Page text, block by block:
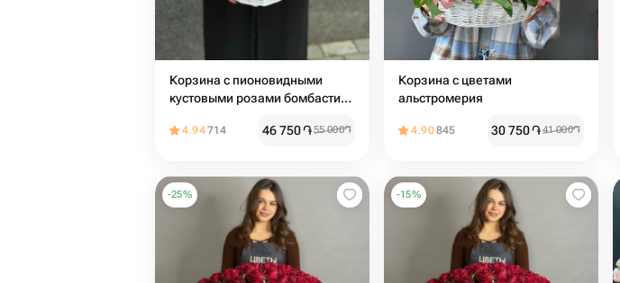
Корзина с пионовидными
кустовыми розами бомбастик
4.94714 46 750֏55 000֏
Корзина с цветами
альстромерия
4.90845 30 750֏41 000֏
-25% -15%